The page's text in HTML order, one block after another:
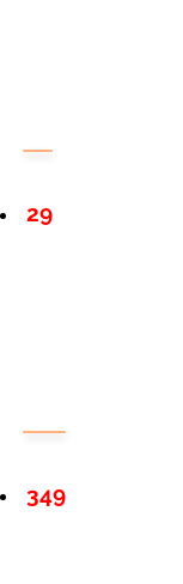
29
349